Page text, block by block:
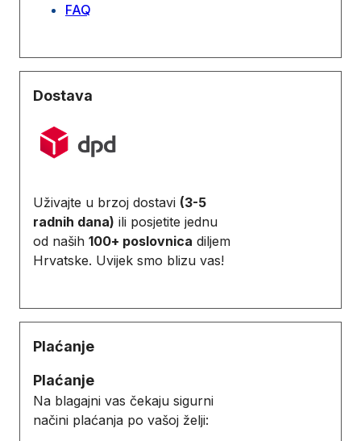
FAQ
Dostava
Uživajte u brzoj dostavi (3-5
radnih dana) ili posjetite jednu
od naših 100+ poslovnica diljem
Hrvatske. Uvijek smo blizu vas!
Plaćanje
Plaćanje
Na blagajni vas čekaju sigurni
načini plaćanja po vašoj želji: